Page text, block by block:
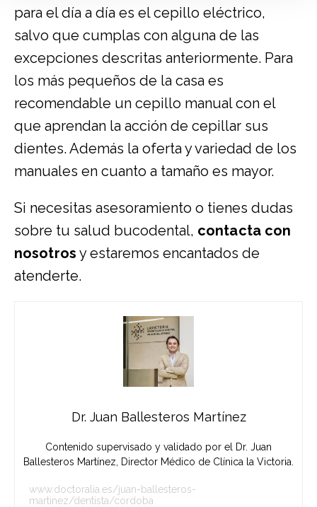
para el día a día es el cepillo eléctrico,
salvo que cumplas con alguna de las
excepciones descritas anteriormente. Para
los más pequeños de la casa es
recomendable un cepillo manual con el
que aprendan la acción de cepillar sus
dientes. Además la oferta y variedad de los
manuales en cuanto a tamaño es mayor.
Si necesitas asesoramiento o tienes dudas
sobre tu salud bucodental, contacta con
nosotros y estaremos encantados de
atenderte.
Dr. Juan Ballesteros Martínez
Contenido supervisado y validado por el Dr. Juan
Ballesteros Martínez, Director Médico de Clínica la Victoria.
www.doctoralia.es/juan-ballesteros-
martinez/dentista/cordoba